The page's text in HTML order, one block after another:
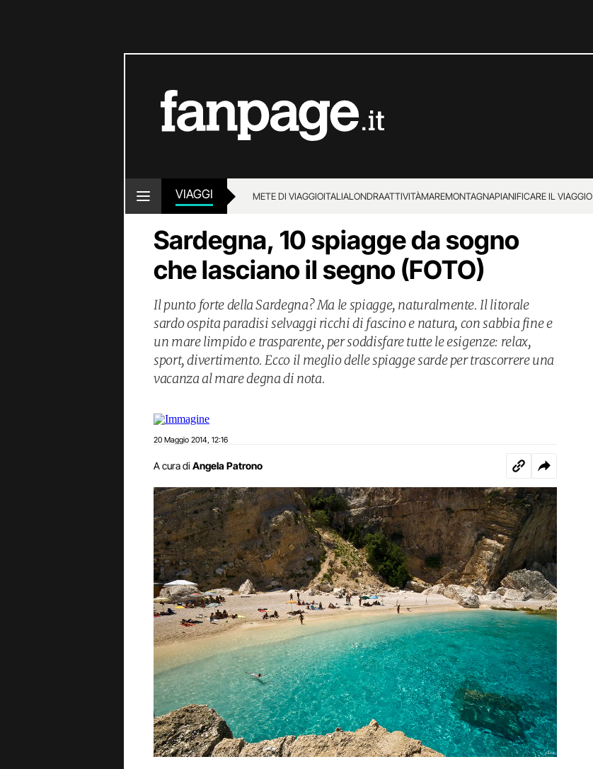
VIAGGI METE DI VIAGGIOITALIALONDRAATTIVITÀMAREMONTAGNAPIANIFICARE IL VIAGGIO
Sardegna, 10 spiagge da sogno
che lasciano il segno (FOTO)
Il punto forte della Sardegna? Ma le spiagge, naturalmente. Il litorale
sardo ospita paradisi selvaggi ricchi di fascino e natura, con sabbia fine e
un mare limpido e trasparente, per soddisfare tutte le esigenze: relax,
sport, divertimento. Ecco il meglio delle spiagge sarde per trascorrere una
vacanza al mare degna di nota.
20 Maggio 2014 12:16
A cura di Angela Patrono